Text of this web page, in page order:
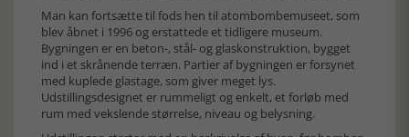
Man kan fortsætte til fods hen til atombombemuseet, som
blev åbnet i 1996 og erstattede et tidligere museum.
Bygningen er en beton-, stål- og glaskonstruktion, bygget
ind i et skrånende terræn. Partier af bygningen er forsynet
med kuplede glastage, som giver meget lys.
Udstillingsdesignet er rummeligt og enkelt, et forløb med
rum med vekslende størrelse, niveau og belysning.